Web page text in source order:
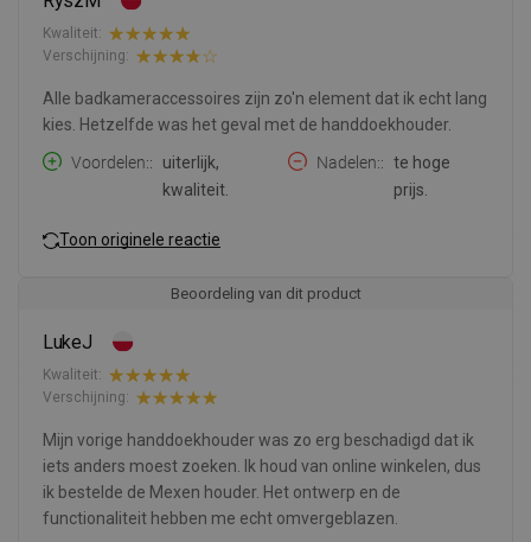
Kwaliteit:
Verschijning:
Alle badkameraccessoires zijn zo'n element dat ik echt lang
kies. Hetzelfde was het geval met de handdoekhouder.
Voordelen:
uiterlijk,
kwaliteit.
Nadelen:
te hoge
prijs.
Toon originele reactie
Beoordeling van dit product
LukeJ
Kwaliteit:
Verschijning:
Mijn vorige handdoekhouder was zo erg beschadigd dat ik
iets anders moest zoeken. Ik houd van online winkelen, dus
ik bestelde de Mexen houder. Het ontwerp en de
functionaliteit hebben me echt omvergeblazen.